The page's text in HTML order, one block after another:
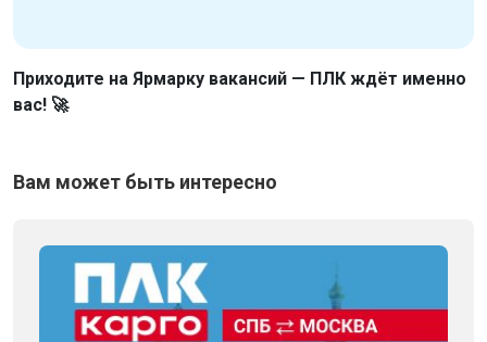
Приходите на Ярмарку вакансий — ПЛК ждёт именно
вас! 🚀
Вам может быть интересно